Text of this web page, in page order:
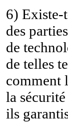
6) Existe-
des
de
de telles
comment
la
ils